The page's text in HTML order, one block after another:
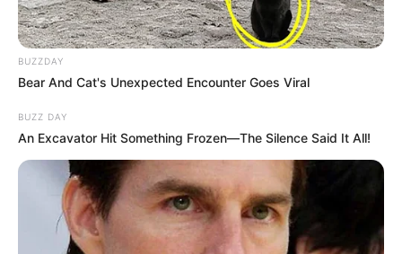
BUZZDAY
Bear And Cat's Unexpected Encounter Goes Viral
BUZZ DAY
An Excavator Hit Something Frozen—The Silence Said It All!